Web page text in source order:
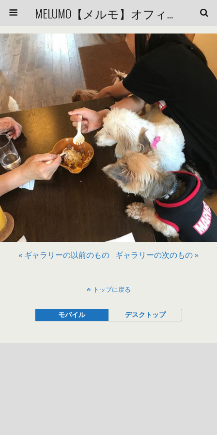
MELUMO【メルモ】オフィシャルブログ
« ギャラリーの以前のもの ギャラリーの次のもの »
トップに戻る
モバイル デスクトップ